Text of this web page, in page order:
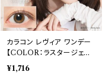
カラコン レヴィア ワンデー
【COLOR：ラスタージェム】
1箱10枚入 度あり 14.1mm
キムチェウォン ReVIA 1da
¥1,716